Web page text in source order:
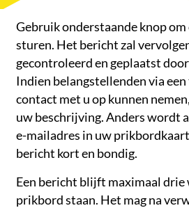
Gebruik onderstaande knop
sturen. Het bericht zal
gecontroleerd en geplaatst
Indien belangstellenden via
contact met u op kunnen
uw beschrijving. Anders wordt
e-mailadres in uw
bericht kort en bondig.
Een bericht blijft maximaal drie
prikbord staan. Het mag na